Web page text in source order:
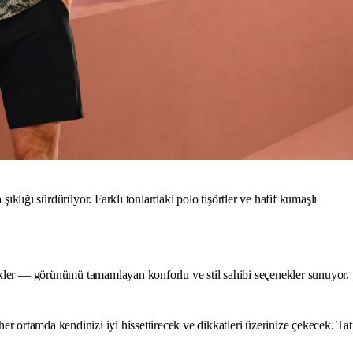
sürdürüyor. Farklı tonlardaki polo tişörtler ve hafif kumaşlı
— görünümü tamamlayan konforlu ve stil sahibi seçenekler sunuyor.
ortamda kendinizi iyi hissettirecek ve dikkatleri üzerinize çekecek.